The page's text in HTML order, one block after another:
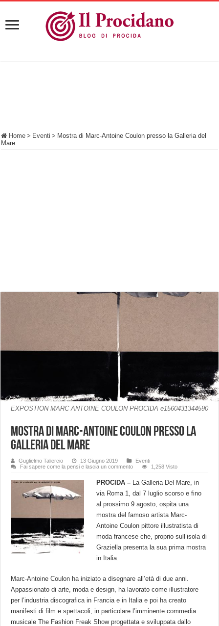
Home > Eventi > Mostra di Marc-Antoine Coulon presso la Galleria del
Mare
EXPOSTION MARC ANTOINE COULON PROCIDA e1560431344590
Mostra di Marc-Antoine Coulon presso la
Galleria del Mare
Guglielmo Taliercio 13 Giugno 2019
Eventi
Fai sapere come la pensi e lascia un commento
1,258 Visto
PROCIDA – La Galleria Del Mare, in
via Roma 1, dal 7 luglio scorso e fino
al prossimo 9 agosto, ospita una
mostra del famoso artista Marc-
Antoine Coulon pittore illustratista di
moda francese che, proprio sull’isola di
Graziella presenta la sua prima mostra
in Italia.
Marc-Antoine Coulon ha iniziato a disegnare all’età di due anni.
Appassionato di arte, moda e design, ha lavorato come illustratore
per l’industria discografica in Francia e in Italia e poi ha creato
manifesti di film e spettacoli, in particolare l’imminente commedia
musicale The Fashion Freak Show progettata e sviluppata dallo